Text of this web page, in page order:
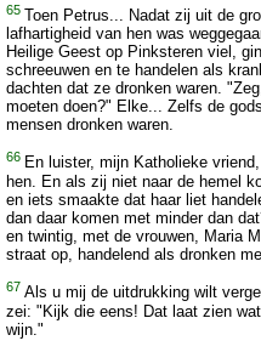
65 Toen Petrus... Nadat zij uit de
lafhartigheid van hen was
Heilige Geest op Pinksteren viel,
schreeuwen en te handelen als
dachten dat ze dronken waren.
moeten doen?" Elke... Zelfs de
mensen dronken waren.
66 En luister, mijn Katholieke
hen. En als zij niet naar de hemel
en iets smaakte dat haar liet
dan daar komen met minder dan
en twintig, met de vrouwen, Maria
straat op, handelend als dronken
67 Als u mij de uitdrukking wilt
zei: "Kijk die eens! Dat laat zien
wijn."